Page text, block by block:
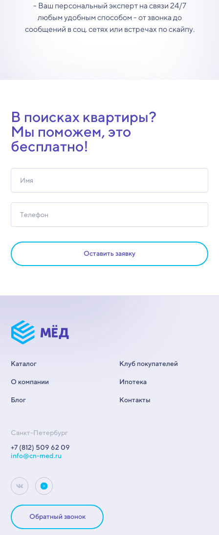
- Ваш персональный эксперт на связи 24/7
любым удобным способом - от звонка до
сообщений в соц. сетях или встречах по скайпу.
В поисках квартиры?
Мы поможем, это
бесплатно!
Оставить заявку
Каталог
О компании
Блог
Клуб покупателей
Ипотека
Контакты
Санкт-Петербург
+7 (812) 509 62 09
info@cn-med.ru
Обратный звонок